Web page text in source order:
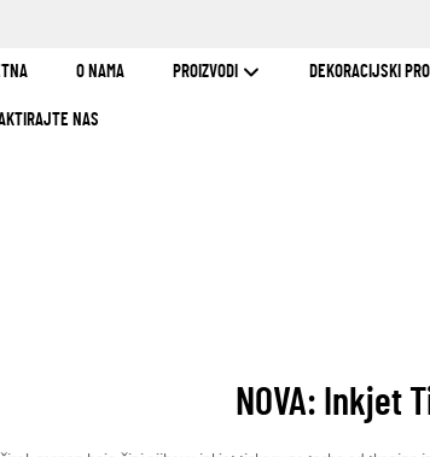
O NAMA PROIZVODI DEKORACIJSKI
NAS
NOVA: Inkjet